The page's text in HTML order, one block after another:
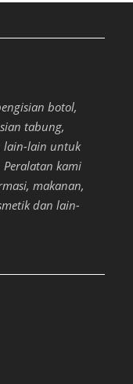
botol,
tabung,
lain-lain untuk
kami
makanan,
dan lain-